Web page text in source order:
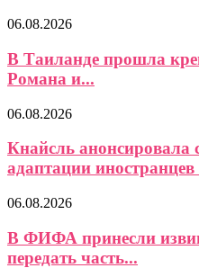
06.08.2026
В Таиланде прошла
Романа и...
06.08.2026
Кнайсль анонсировала
адаптации иностранцев
06.08.2026
В ФИФА принесли
передать часть...